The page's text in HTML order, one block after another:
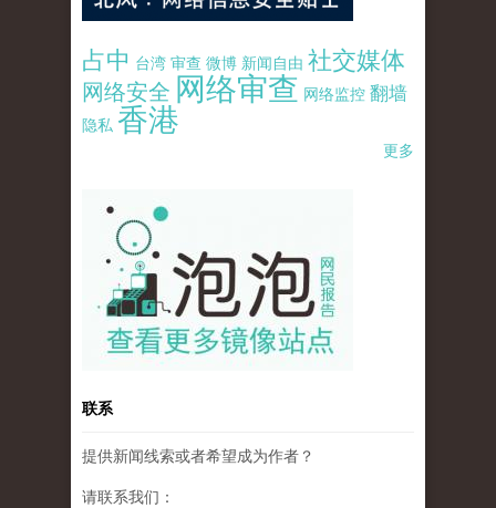
占中 台湾 审查 微博 新闻自由 社交媒体
网络安全 网络审查 网络监控 翻墙
隐私 香港
更多
pao-pao-banner-mirror-site-120814.jpg
联系
提供新闻线索或者希望成为作者？
请联系我们：